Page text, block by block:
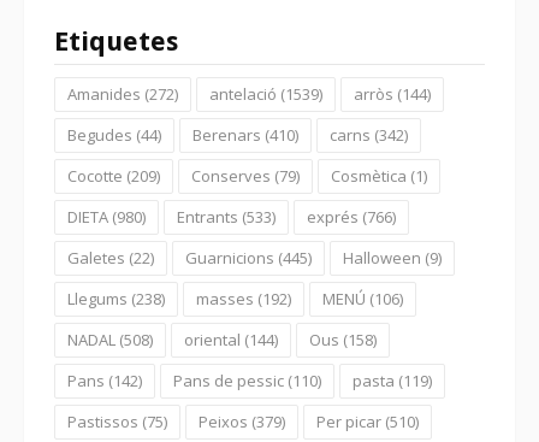
Etiquetes
Amanides (272) antelació (1539) arròs (144)
Begudes (44) Berenars (410) carns (342)
Cocotte (209) Conserves (79) Cosmètica (1)
DIETA (980) Entrants (533) exprés (766)
Galetes (22) Guarnicions (445) Halloween (9)
Llegums (238) masses (192) MENÚ (106)
NADAL (508) oriental (144) Ous (158)
Pans (142) Pans de pessic (110) pasta (119)
Pastissos (75) Peixos (379) Per picar (510)